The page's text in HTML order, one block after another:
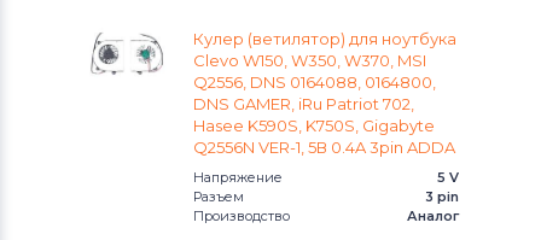
Вентиляторы (кулеры)Gigabyte
Вентиляторы (кулеры) Клавиатуры
Вентиляторы (кулеры)Packard Bell
Вентиляторы (кулеры)
DEXP Aquilon
W150
Кулер (ветилятор) для ноутбука
Clevo W150, W350, W370, MSI
Q2556, DNS 0164088, 0164800,
DNS GAMER, iRu Patriot 702,
Hasee K590S, K750S, Gigabyte
Q2556N VER-1, 5В 0.4A 3pin ADDA
Напряжение
5 V
Разъем
3 pin
Производство
Аналог